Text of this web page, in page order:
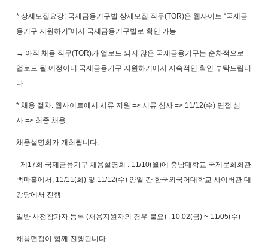
*상세모집요강: 국제금융기구별 상세모집 직무(TOR)은 웹사이트“국제금
융기구 지원하기”에서 국제금융기구별로 확인 가능
→ 아직 채용 직무(TOR)가 업로드 되지 않은 국제금융기구는 순차적으로
업로드 될 예정이니 국제금융기구 지원하기에서 지속적인 확인 부탁드립니
다
*채용 절차: 웹사이트에서 서류 지원=>서류 심사=> 11/12(수) 면접 심
사=> 최종 채용
채용설명회가 개최됩니다
-제17회 국제금융기구 채용설명회 : 11/10(월)에 충남대학교 국제문화회관
백마홀에서 , 11/11(화) 및 11/12(수) 양일 간 한국외국어대학교 사이버관 대
강당에서 진행
일반 사전참가자 등록(채용지원자의 경우 불요) : 10.02(금) ~ 11/05(수)
채용면접이 함께 진행됩니다